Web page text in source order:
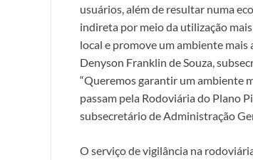
usuários, além de resultar numa
indireta por meio da utilização
local e promove um ambiente mais
Denyson Franklin de Souza,
“Queremos garantir um ambiente
passam pela Rodoviária do Plano
subsecretário de Administração
O serviço de vigilância na